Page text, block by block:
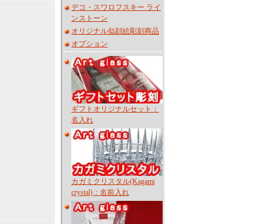
デコ・スワロフスキー ライ
ンストーン
オリジナル似顔絵彫刻商品
オプション
ギフトオリジナルセット：
名入れ
カガミクリスタル(Kagami
crystal)：名前入れ